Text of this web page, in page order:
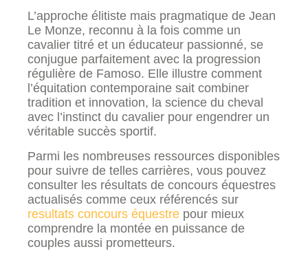
L’approche élitiste mais pragmatique de Jean
Le Monze, reconnu à la fois comme un
cavalier titré et un éducateur passionné, se
conjugue parfaitement avec la progression
régulière de Famoso. Elle illustre comment
l’équitation contemporaine sait combiner
tradition et innovation, la science du cheval
avec l’instinct du cavalier pour engendrer un
véritable succès sportif.
Parmi les nombreuses ressources disponibles
pour suivre de telles carrières, vous pouvez
consulter les résultats de concours équestres
actualisés comme ceux référencés sur
resultats concours équestre pour mieux
comprendre la montée en puissance de
couples aussi prometteurs.